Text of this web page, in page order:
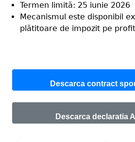
Termen limită: 25 iunie 2026
Mecanismul este disponibil
plătitoare de impozit pe profit
Descarca contract
Descarca declaratia